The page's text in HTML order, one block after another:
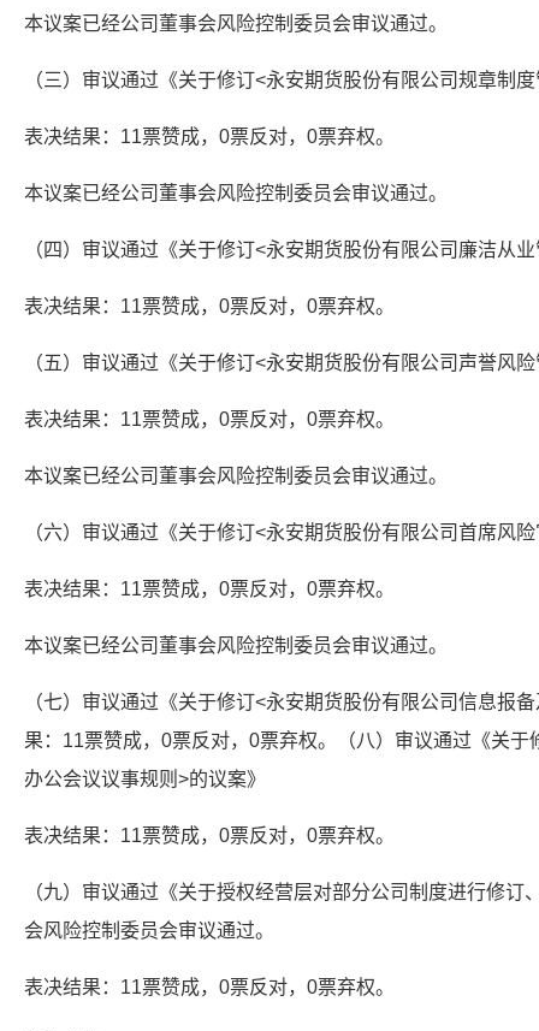
本议案已经公司董事会风险控制委员会审议通过。
（三）审议通过《关于修订<永安期货股份有限公司规章制
表决结果：11票赞成，0票反对，0票弃权。
本议案已经公司董事会风险控制委员会审议通过。
（四）审议通过《关于修订<永安期货股份有限公司廉洁从
表决结果：11票赞成，0票反对，0票弃权。
（五）审议通过《关于修订<永安期货股份有限公司声誉风
表决结果：11票赞成，0票反对，0票弃权。
本议案已经公司董事会风险控制委员会审议通过。
（六）审议通过《关于修订<永安期货股份有限公司首席风
表决结果：11票赞成，0票反对，0票弃权。
本议案已经公司董事会风险控制委员会审议通过。
（七）审议通过《关于修订<永安期货股份有限公司信息报
果：11票赞成，0票反对，0票弃权。（八）审议通过《关
办公会议议事规则>的议案》
表决结果：11票赞成，0票反对，0票弃权。
（九）审议通过《关于授权经营层对部分公司制度进行修订
会风险控制委员会审议通过。
表决结果：11票赞成，0票反对，0票弃权。